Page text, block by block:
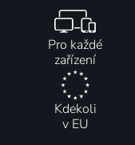
Pro každé
zařízení
Kdekoli
v EU